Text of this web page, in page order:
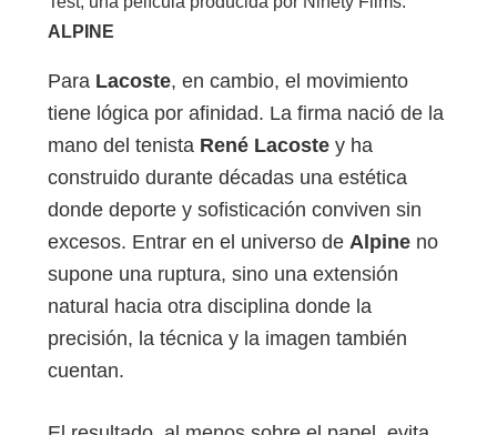
ALPINE
Para Lacoste, en cambio, el movimiento
tiene lógica por afinidad. La firma nació de la
mano del tenista René Lacoste y ha
construido durante décadas una estética
donde deporte y sofisticación conviven sin
excesos. Entrar en el universo de Alpine no
supone una ruptura, sino una extensión
natural hacia otra disciplina donde la
precisión, la técnica y la imagen también
cuentan.